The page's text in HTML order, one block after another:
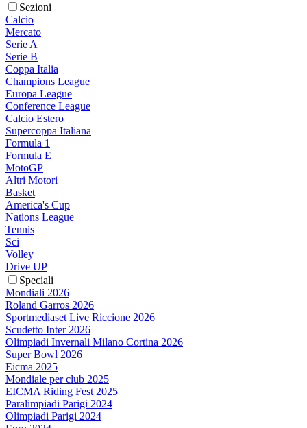
Sezioni
Calcio
Mercato
Serie A
Serie B
Coppa Italia
Champions League
Europa League
Conference League
Calcio Estero
Supercoppa Italiana
Formula 1
Formula E
MotoGP
Altri Motori
Basket
America's Cup
Nations League
Tennis
Sci
Volley
Drive UP
Speciali
Mondiali 2026
Roland Garros 2026
Sportmediaset Live Riccione 2026
Scudetto Inter 2026
Olimpiadi Invernali Milano Cortina 2026
Super Bowl 2026
Eicma 2025
Mondiale per club 2025
EICMA Riding Fest 2025
Paralimpiadi Parigi 2024
Olimpiadi Parigi 2024